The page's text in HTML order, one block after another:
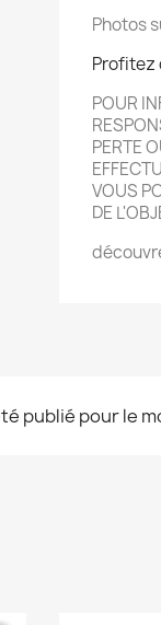
Photos
Profitez
POUR
PERTE
EFFECTU
VOUS
DE
publié pour le